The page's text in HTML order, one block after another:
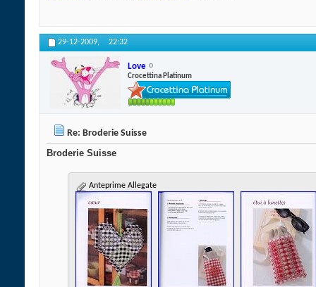
29-12-2009, 22:32
Love
Crocettina Platinum
Re: Broderie Suisse
Broderie Suisse
Anteprime Allegate